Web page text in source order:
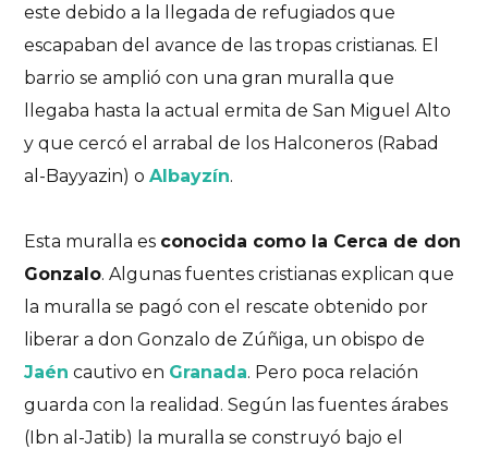
San Miguel Alto: mirador,
murallas, flamenco y vida
en la cueva
CONTEMPLAR GRANADA DESDE ARRIBA
este debido a la llegada de refugiados que
escapaban del avance de las tropas cristianas. El
barrio se amplió con una gran muralla que
llegaba hasta la actual ermita de San Miguel Alto
y que cercó el arrabal de los Halconeros (Rabad
al-Bayyazin) oAlbayzín.
Esta muralla es conocida como la Cerca de don
Gonzalo. Algunas fuentes cristianas explican que
la muralla se pagó con el rescate obtenido por
liberar a don Gonzalo de Zúñiga, un obispo de
Jaén cautivo en Granada. Pero poca relación
guarda con la realidad. Según las fuentes árabes
(Ibn al-Jatib) la muralla se construyó bajo el